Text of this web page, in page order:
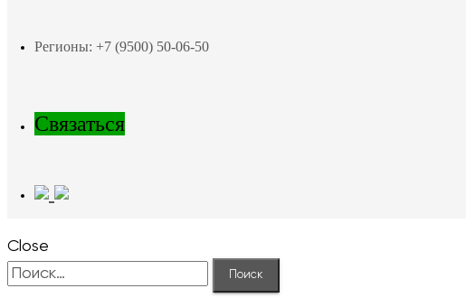
Регионы: +7 (9500) 50-06-50
Связаться
Close
Найти: